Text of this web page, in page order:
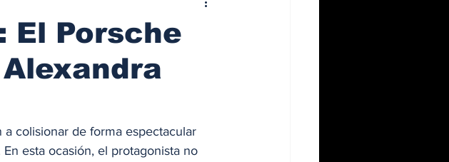
El Porsche
colisionar de forma espectacular
esta ocasión, el protagonista no